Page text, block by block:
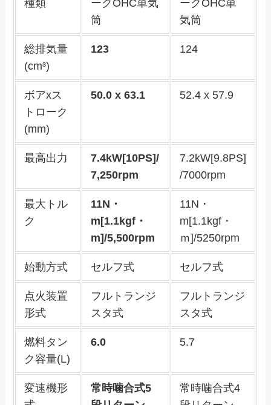
種類
ークOHC単気
筒
ークOHC単
気筒
総排気量
(cm³)
123 124
ボアxス
トローク
(mm)
50.0 x 63.1 52.4 x 57.9
最高出力
7.4kW[10PS]/
7,250rpm
7.2kW[9.8PS]
/7000rpm
最大トル
ク
11N・
m[1.1kgf・
m]/5,500rpm
11N・
m[1.1kgf・
ｍ]/5250rpm
始動方式 セルフ式 セルフ式
点火装置
形式
フルトランジ
スタ式
フルトランジ
スタ式
燃料タン
ク容量(L)
6.0 5.7
変速機形
常時噛合式5
常時噛合式4